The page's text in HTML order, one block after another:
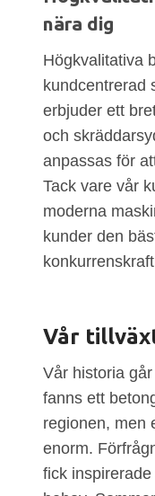
nära dig
Högkvalitativa
kundcentrerad
erbjuder ett
och
anpassas för
Tack vare vår
moderna
kunder den
Vår
Vår historia
fanns ett
regionen, men
enorm.
fick